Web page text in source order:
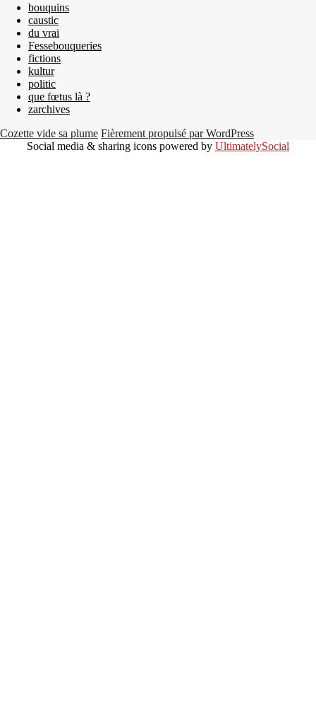
bouquins
caustic
du vrai
Fessebouqueries
fictions
kultur
politic
que fœtus là ?
zarchives
Cozette vide sa plume Fièrement propulsé par WordPress
Social media & sharing icons powered by UltimatelySocial